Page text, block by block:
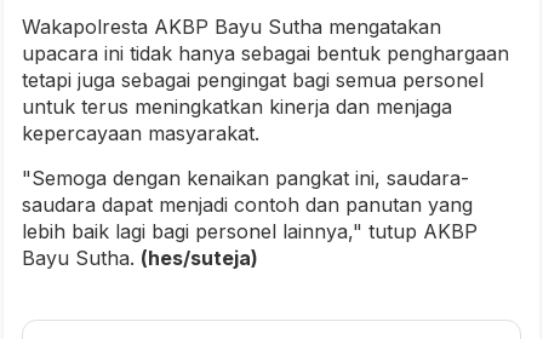
Wakapolresta AKBP Bayu Sutha mengatakan
upacara ini tidak hanya sebagai bentuk penghargaan
tetapi juga sebagai pengingat bagi semua personel
untuk terus meningkatkan kinerja dan menjaga
kepercayaan masyarakat.
"Semoga dengan kenaikan pangkat ini, saudara-
saudara dapat menjadi contoh dan panutan yang
lebih baik lagi bagi personel lainnya," tutup AKBP
Bayu Sutha. (hes/suteja)